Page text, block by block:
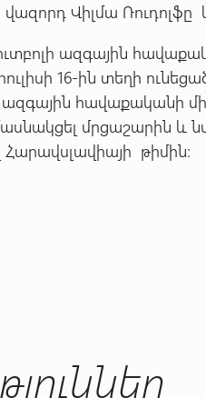
Վիլմա
ազգային
հուլիսի 16-ին տեղի
ազգային հավաքականի
մրցաշարին և
թիմին։